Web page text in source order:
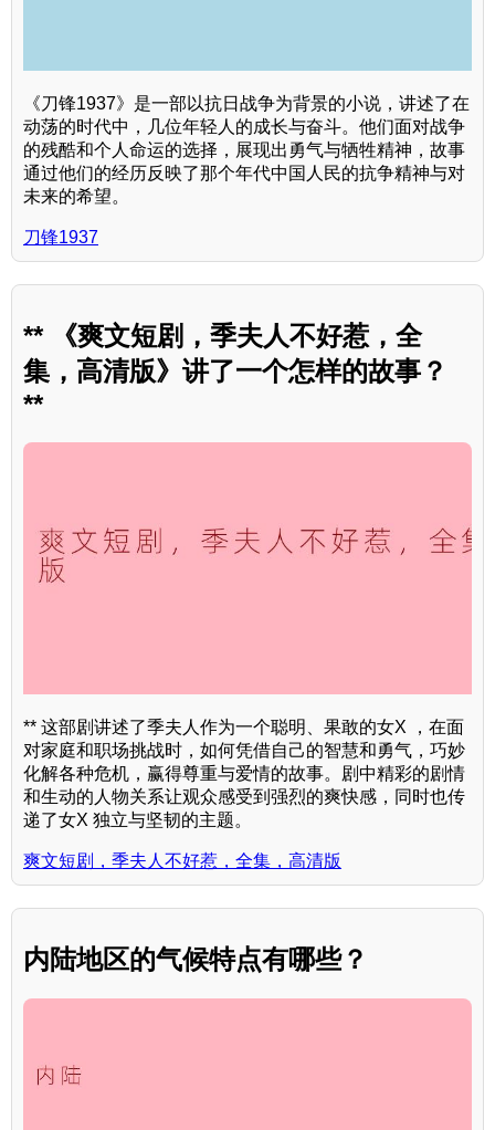
《刀锋1937》是一部以抗日战争为背景的小说，讲述了在
动荡的时代中，几位年轻人的成长与奋斗。他们面对战争
的残酷和个人命运的选择，展现出勇气与牺牲精神，故事
通过他们的经历反映了那个年代中国人民的抗争精神与对
未来的希望。
刀锋1937
** 《爽文短剧，季夫人不好惹，全
集，高清版》讲了一个怎样的故事？
**
** 这部剧讲述了季夫人作为一个聪明、果敢的女X ，在面
对家庭和职场挑战时，如何凭借自己的智慧和勇气，巧妙
化解各种危机，赢得尊重与爱情的故事。剧中精彩的剧情
和生动的人物关系让观众感受到强烈的爽快感，同时也传
递了女X 独立与坚韧的主题。
爽文短剧，季夫人不好惹，全集，高清版
内陆地区的气候特点有哪些？